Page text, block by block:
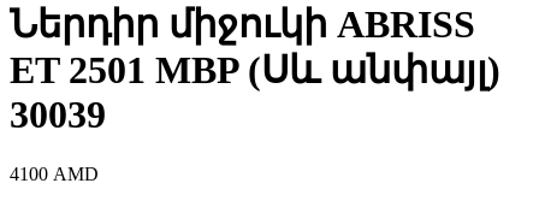
Ներդիր միջուկի ABRISS
ET 2501 MBP (Սև անփայլ)
30039
4100 AMD